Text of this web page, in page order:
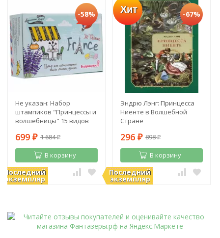
Последний
экземпляр
-58%
Не указан: Набор
штампиков "Принцессы и
волшебницы" 15 видов
699 ₽ 1 684₽
В корзину
В наличии
Хит
Последний
экземпляр
-67%
Эндрю Лэнг: Принцесса
Ниенте в Волшебной
Стране
296 ₽ 898₽
В корзину
В наличии